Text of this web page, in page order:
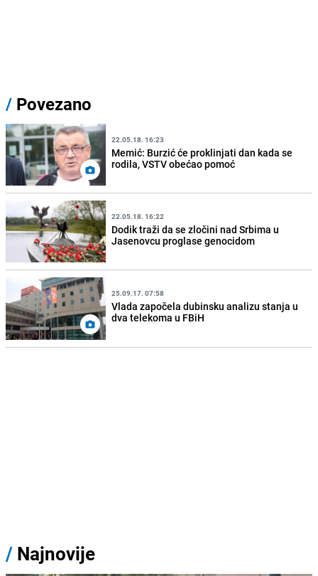
/ Povezano
22.05.18. 16:23
Memić: Burzić će proklinjati dan kada se
rodila, VSTV obećao pomoć
22.05.18. 16:22
Dodik traži da se zločini nad Srbima u
Jasenovcu proglase genocidom
25.09.17. 07:58
Vlada započela dubinsku analizu stanja u
dva telekoma u FBiH
/ Najnovije